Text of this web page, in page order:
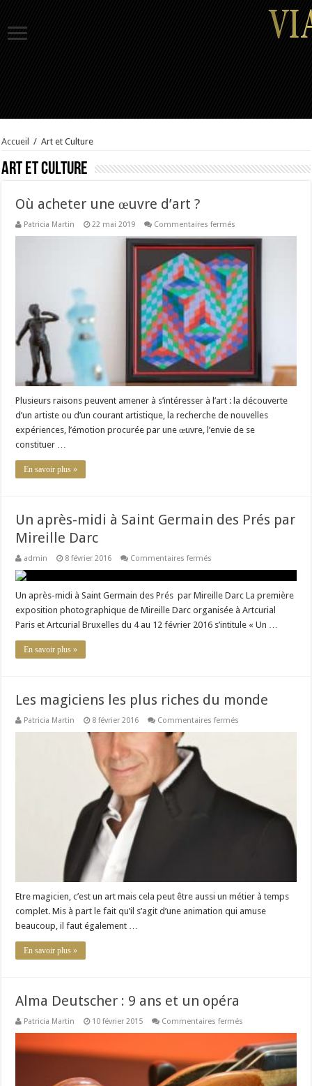
Accueil / Art et Culture
Art et Culture
Où acheter une œuvre d’art ?
Patricia Martin 22 mai 2019 Commentaires fermés
acheter
une
œuvre
d’art ?
Plusieurs raisons peuvent amener à s’intéresser à l’art : la découverte
d’un artiste ou d’un courant artistique, la recherche de nouvelles
expériences, l’émotion procurée par une œuvre, l’envie de se
constituer …
En savoir plus »
Un après-midi à Saint Germain des Prés par
Mireille Darc
admin 8 février 2016 Commentaires fermés
à
Germain
des
Prés
Un après-midi à Saint Germain des Prés par Mireille Darc La première
exposition photographique de Mireille Darc organisée à Artcurial
Paris et Artcurial Bruxelles du 4 au 12 février 2016 s’intitule « Un …
En savoir plus »
Les magiciens les plus riches du monde
Patricia Martin 8 février 2016 Commentaires fermés
Etre magicien, c’est un art mais cela peut être aussi un métier à temps
complet. Mis à part le fait qu’il s’agit d’une animation qui amuse
beaucoup, il faut également …
En savoir plus »
Alma Deutscher : 9 ans et un opéra
Patricia Martin 10 février 2015 Commentaires fermés
:
9
ans
et